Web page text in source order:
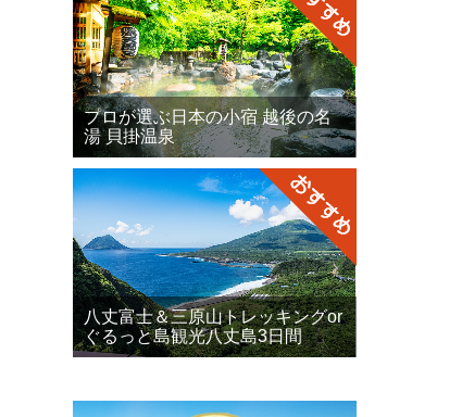
プロが選ぶ日本の小宿 越後の名
湯 貝掛温泉
八丈富士＆三原山トレッキングor
ぐるっと島観光八丈島3日間